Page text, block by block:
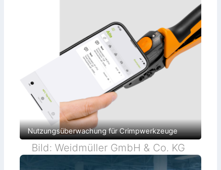
Nutzungsüberwachung für Crimpwerkzeuge
Bild: Weidmüller GmbH & Co. KG